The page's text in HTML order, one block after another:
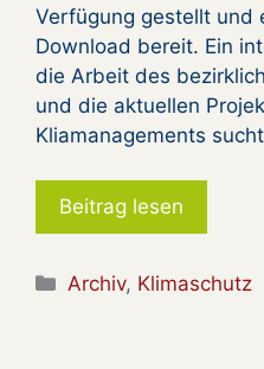
Verfügung gestellt und
Download bereit. Ein
die Arbeit des
und die aktuellen
Kliamanagements
Beitrag lesen
Kategorien
Archiv, Klimaschutz